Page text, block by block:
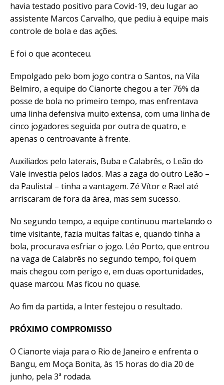
havia testado positivo para Covid-19, deu lugar ao
assistente Marcos Carvalho, que pediu à equipe mais
controle de bola e das ações.
E foi o que aconteceu.
Empolgado pelo bom jogo contra o Santos, na Vila
Belmiro, a equipe do Cianorte chegou a ter 76% da
posse de bola no primeiro tempo, mas enfrentava
uma linha defensiva muito extensa, com uma linha de
cinco jogadores seguida por outra de quatro, e
apenas o centroavante à frente.
Auxiliados pelo laterais, Buba e Calabrês, o Leão do
Vale investia pelos lados. Mas a zaga do outro Leão –
da Paulista! – tinha a vantagem. Zé Vítor e Rael até
arriscaram de fora da área, mas sem sucesso.
No segundo tempo, a equipe continuou martelando o
time visitante, fazia muitas faltas e, quando tinha a
bola, procurava esfriar o jogo. Léo Porto, que entrou
na vaga de Calabrês no segundo tempo, foi quem
mais chegou com perigo e, em duas oportunidades,
quase marcou. Mas ficou no quase.
Ao fim da partida, a Inter festejou o resultado.
PRÓXIMO COMPROMISSO
O Cianorte viaja para o Rio de Janeiro e enfrenta o
Bangu, em Moça Bonita, às 15 horas do dia 20 de
junho, pela 3ª rodada.